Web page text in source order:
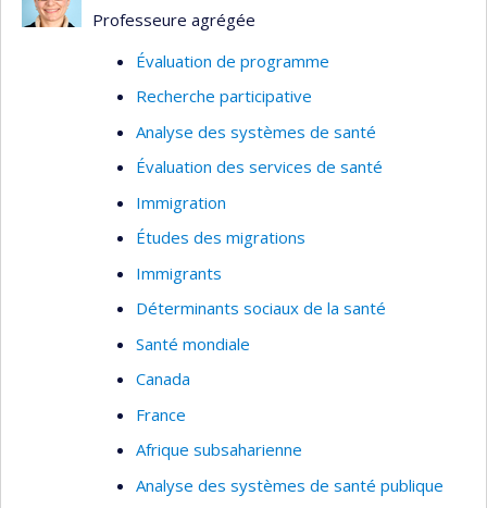
mesure de la satisfaction et motivation du
Déterminants de la santé; pays en
développement; évaluation et organisation des
services de santé; ressources humaines.
Professeure agrégée
Évaluation de programme
Recherche participative
Analyse des systèmes de santé
Évaluation des services de santé
Immigration
Études des migrations
Immigrants
Déterminants sociaux de la santé
Santé mondiale
Canada
France
Afrique subsaharienne
Analyse des systèmes de santé publique